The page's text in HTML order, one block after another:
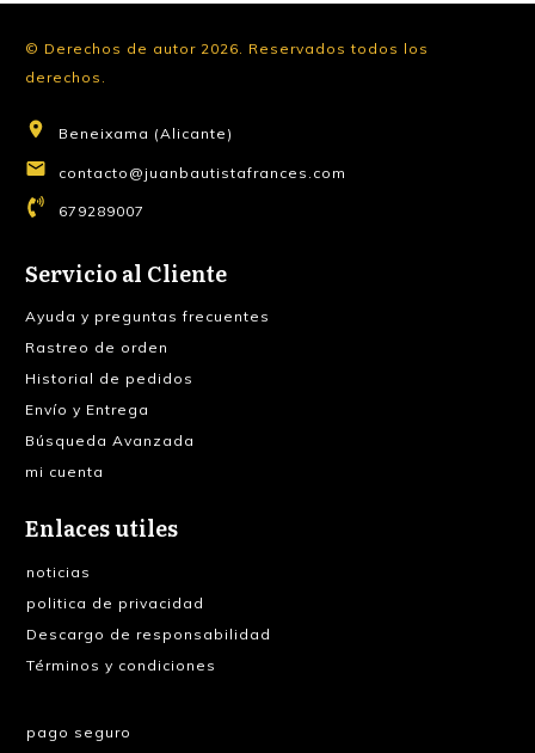
© Derechos de autor 2026
Reservados todos los
derechos.
Beneixama (Alicante)
contacto@juanbautistafrances.com
679289007
Servicio al Cliente
Ayuda y preguntas frecuentes
Rastreo de orden
Historial de pedidos
Envío y Entrega
Búsqueda Avanzada
mi cuenta
Enlaces utiles
noticias
politica de privacidad
Descargo de responsabilidad
Términos y condiciones
pago seguro